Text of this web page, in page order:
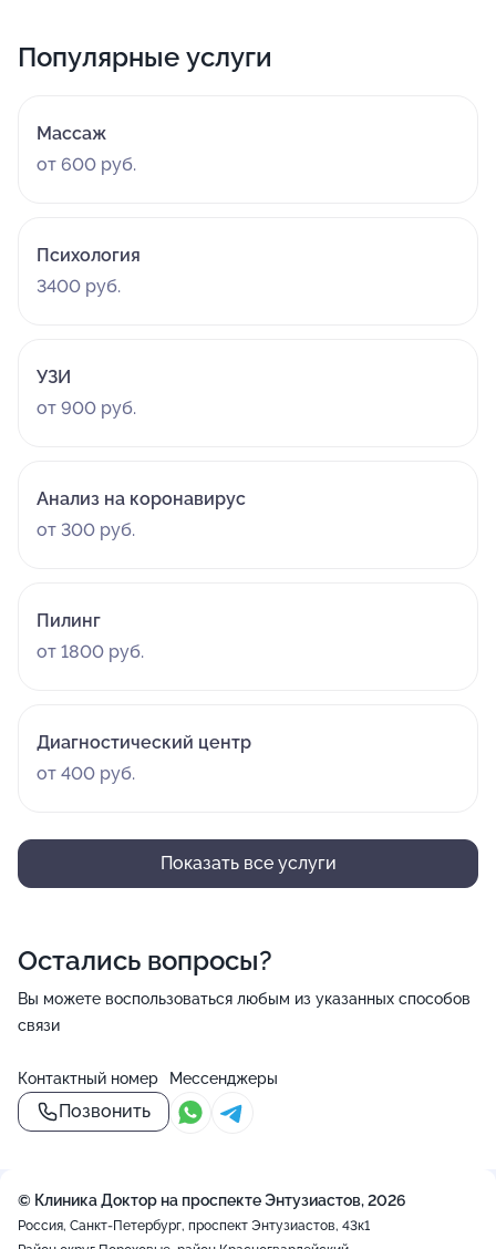
Популярные услуги
Массаж
от 600 руб.
Психология
3400 руб.
УЗИ
от 900 руб.
Анализ на коронавирус
от 300 руб.
Пилинг
от 1800 руб.
Диагностический центр
от 400 руб.
Показать все услуги
Остались вопросы?
Вы можете воспользоваться любым из указанных способов
связи
Контактный номер
Позвонить
Мессенджеры
© Клиника Доктор на проспекте Энтузиастов, 2026
Россия, Санкт-Петербург, проспект Энтузиастов, 43к1